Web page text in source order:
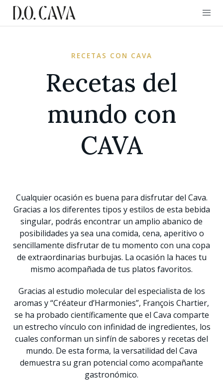
RECETAS CON CAVA
Recetas del
mundo con
CAVA
Cualquier ocasión es buena para disfrutar del Cava.
Gracias a los diferentes tipos y estilos de esta bebida
singular, podrás encontrar un amplio abanico de
posibilidades ya sea una comida, cena, aperitivo o
sencillamente disfrutar de tu momento con una copa
de extraordinarias burbujas. La ocasión la haces tu
mismo acompañada de tus platos favoritos.
Gracias al estudio molecular del especialista de los
aromas y “Créateur d’Harmonies”, François Chartier,
se ha probado científicamente que el Cava comparte
un estrecho vínculo con infinidad de ingredientes, los
cuales conforman un sinfín de sabores y recetas del
mundo. De esta forma, la versatilidad del Cava
demuestra su gran potencial como acompañante
gastronómico.